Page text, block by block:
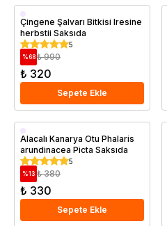
Saksıda
Çingene Şalvarı Bitkisi Iresine
herbstii Saksıda
5
% 68 ₺ 990
₺ 320
Sepete Ekle
Saksıda
Alacalı Kanarya Otu Phalaris
arundinacea Picta Saksıda
5
%13 ₺ 380
₺ 330
Sepete Ekle